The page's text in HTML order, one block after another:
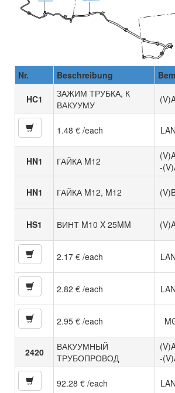
Nr. Beschreibung
HC1
ЗАЖИМ ТРУБКА, К
ВАКУУМУ
1.48 € /each
HN1 ГАЙКА M12
-
HN1 ГАЙКА M12, M12
HS1 ВИНТ M10 X 25MM
2.17 € /each
2.82 € /each
2.95 € /each
2420
ВАКУУМНЫЙ
ТРУБОПРОВОД
-
92.28 € /each